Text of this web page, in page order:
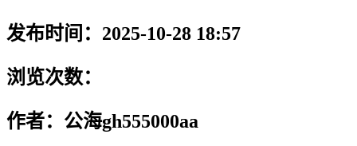
发布时间：2025-10-28 18:57
浏览次数：
作者：公海gh555000aa